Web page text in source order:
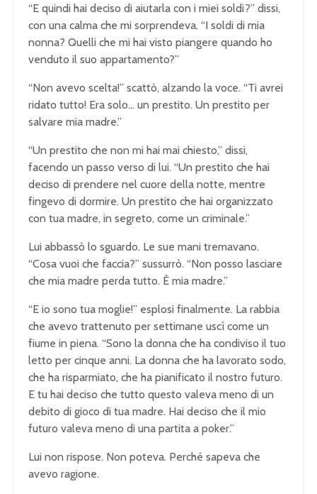
“E quindi hai deciso di aiutarla con i miei soldi?” dissi,
con una calma che mi sorprendeva. “I soldi di mia
nonna? Quelli che mi hai visto piangere quando ho
venduto il suo appartamento?”
“Non avevo scelta!” scattò, alzando la voce. “Ti avrei
ridato tutto! Era solo… un prestito. Un prestito per
salvare mia madre.”
“Un prestito che non mi hai mai chiesto,” dissi,
facendo un passo verso di lui. “Un prestito che hai
deciso di prendere nel cuore della notte, mentre
fingevo di dormire. Un prestito che hai organizzato
con tua madre, in segreto, come un criminale.”
Lui abbassò lo sguardo. Le sue mani tremavano.
“Cosa vuoi che faccia?” sussurrò. “Non posso lasciare
che mia madre perda tutto. È mia madre.”
“E io sono tua moglie!” esplosi finalmente. La rabbia
che avevo trattenuto per settimane uscì come un
fiume in piena. “Sono la donna che ha condiviso il tuo
letto per cinque anni. La donna che ha lavorato sodo,
che ha risparmiato, che ha pianificato il nostro futuro.
E tu hai deciso che tutto questo valeva meno di un
debito di gioco di tua madre. Hai deciso che il mio
futuro valeva meno di una partita a poker.”
Lui non rispose. Non poteva. Perché sapeva che
avevo ragione.